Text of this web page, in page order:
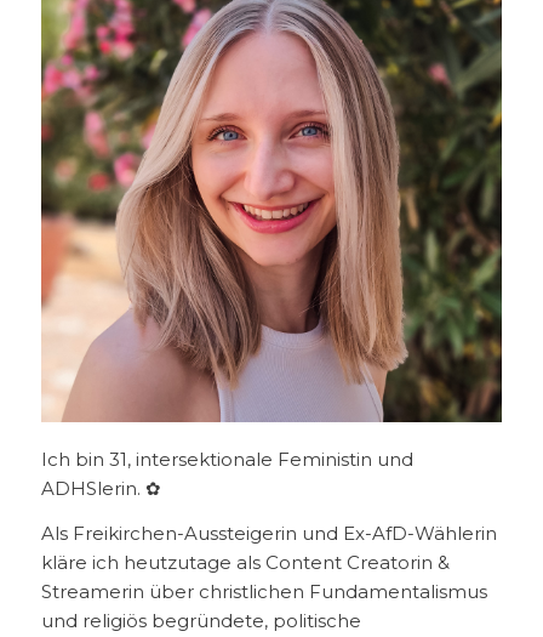
Ich bin 31, intersektionale Feministin und
ADHSlerin. ✿
Als Freikirchen-Aussteigerin und Ex-AfD-Wählerin
kläre ich heutzutage als Content Creatorin &
Streamerin über christlichen Fundamentalismus
und religiös begründete, politische